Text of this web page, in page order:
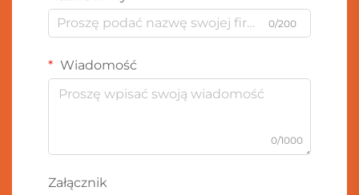
0/200
Wiadomość
0/1000
Załącznik